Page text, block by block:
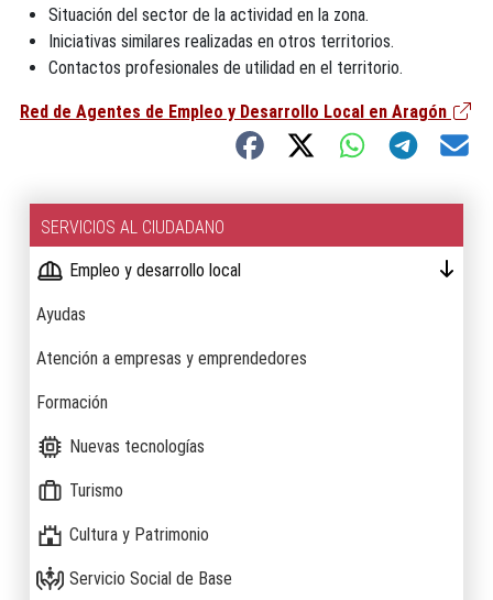
Situación del sector de la actividad en la zona.
Iniciativas similares realizadas en otros territorios.
Contactos profesionales de utilidad en el territorio.
Red de Agentes de Empleo y Desarrollo Local en Aragón
SERVICIOS AL CIUDADANO
Empleo y desarrollo local
Ayudas
Atención a empresas y emprendedores
Formación
Nuevas tecnologías
Turismo
Cultura y Patrimonio
Servicio Social de Base